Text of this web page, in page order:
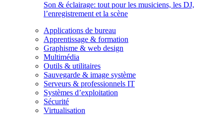
Son & éclairage: tout pour les musiciens, les DJ,
l’enregistrement et la scène
Applications de bureau
Apprentissage & formation
Graphisme & web design
Multimédia
Outils & utilitaires
Sauvegarde & image système
Serveurs & professionnels IT
Systèmes d’exploitation
Sécurité
Virtualisation